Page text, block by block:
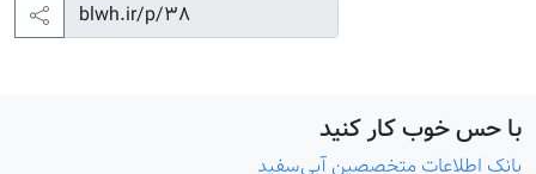
با حس خوب کار کنید
بانک اطلاعات متخصصین آبی‌سفید